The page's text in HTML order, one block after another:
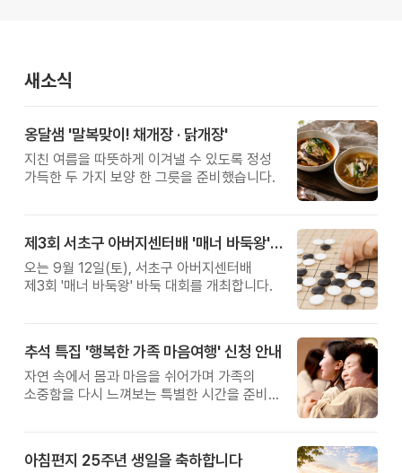
새소식
옹달샘 '말복맞이! 채개장 · 닭개장'
지친 여름을 따뜻하게 이겨낼 수 있도록 정성
가득한 두 가지 보양 한 그릇을 준비했습니다.
제3회 서초구 아버지센터배 '매너 바둑왕' 대회
오는 9월 12일(토), 서초구 아버지센터배
제3회 '매너 바둑왕' 바둑 대회를 개최합니다.
추석 특집 '행복한 가족 마음여행' 신청 안내
자연 속에서 몸과 마음을 쉬어가며 가족의
소중함을 다시 느껴보는 특별한 시간을 준비해
아침편지 25주년 생일을 축하합니다